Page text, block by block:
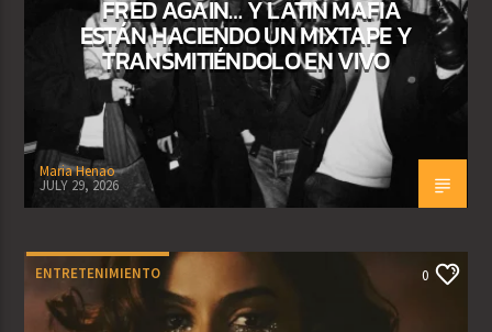
FRED AGAIN… Y LATIN MAFIA
ESTÁN HACIENDO UN MIXTAPE Y
TRANSMITIÉNDOLO EN VIVO
Maria Henao
JULY 29, 2026
ENTRETENIMIENTO 0